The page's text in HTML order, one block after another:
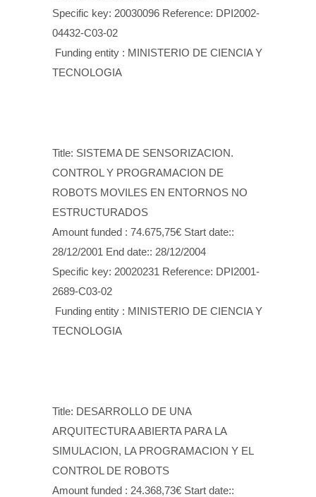
Specific key: 20030096 Reference: DPI2002-
04432-C03-02
Funding entity : MINISTERIO DE CIENCIA Y
TECNOLOGIA
Title: SISTEMA DE SENSORIZACION.
CONTROL Y PROGRAMACION DE
ROBOTS MOVILES EN ENTORNOS NO
ESTRUCTURADOS
Amount funded : 74.675,75€ Start date::
28/12/2001 End date:: 28/12/2004
Specific key: 20020231 Reference: DPI2001-
2689-C03-02
Funding entity : MINISTERIO DE CIENCIA Y
TECNOLOGIA
Title: DESARROLLO DE UNA
ARQUITECTURA ABIERTA PARA LA
SIMULACION, LA PROGRAMACION Y EL
CONTROL DE ROBOTS
Amount funded : 24.368,73€ Start date::